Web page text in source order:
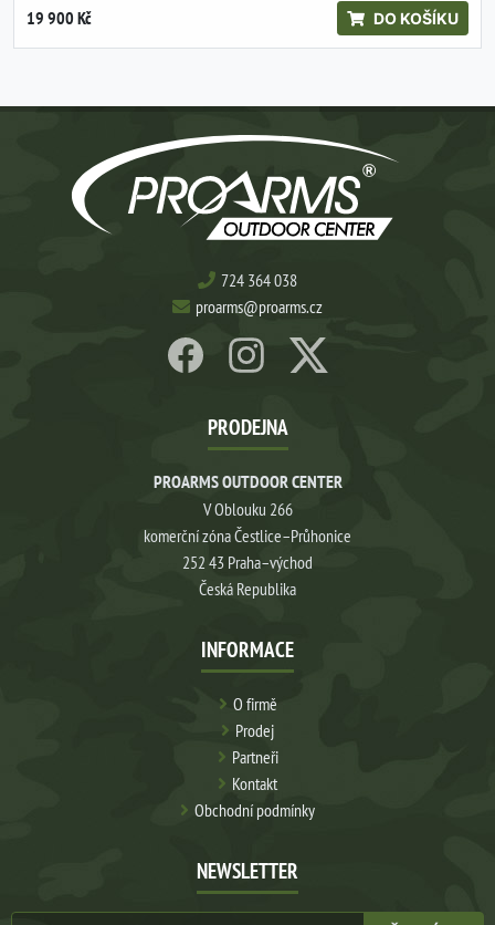
19 900 Kč DO KOŠÍKU
724 364 038
proarms@proarms.cz
PRODEJNA
PROARMS OUTDOOR CENTER
V Oblouku 266
komerční zóna Čestlice–Průhonice
252 43 Praha–východ
Česká Republika
INFORMACE
O firmě
Prodej
Partneři
Kontakt
Obchodní podmínky
NEWSLETTER